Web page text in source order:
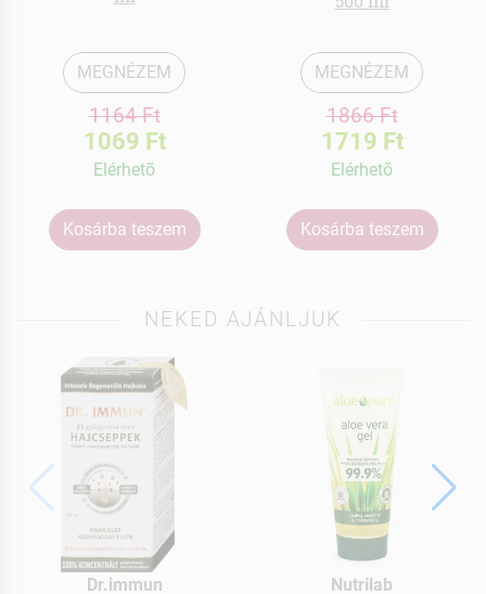
MEGNÉZEM
1164 Ft
1069 Ft
Elérhetõ
Kosárba teszem
MEGNÉZEM
1866 Ft
1719 Ft
Elérhetõ
Kosárba teszem
NEKED AJÁNLJUK
Dr.immun Nutrilab